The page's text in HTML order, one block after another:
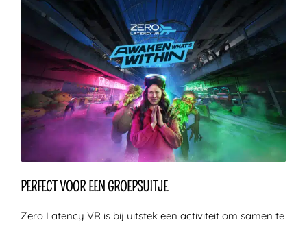
PERFECT VOOR EEN GROEPSUITJE
Zero Latency VR is bij uitstek een activiteit om samen te